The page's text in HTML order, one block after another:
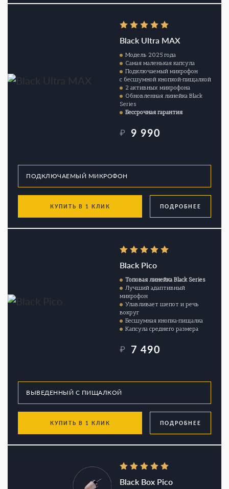
Black Ultra MAX
Модель 2025 года
Самая маленькая капсула
Подключаемый микрофон
с бесшумной кнопкой-пищалкой
2 активных микрофона
Обновленная линейка Black
Series
Бессрочная гарантия
₽ 9 990
КУПИТЬ В 1 КЛИК ПОДРОБНЕЕ
Black Pico
Топовая линейка Black Series
Лучший адаптивный
микрофон
Улавливает шепот и речь
вокруг
Бесшумная кнопка-пищалка
Капсула среднего размера
₽ 7 490
КУПИТЬ В 1 КЛИК ПОДРОБНЕЕ
Black Box Pico